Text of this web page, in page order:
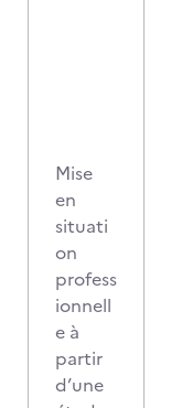
Mise
en
situati
on
profess
ionnell
e à
partir
d’une